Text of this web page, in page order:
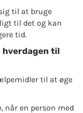
til at bruge
til det og kan
tid.
hverdagen til
til at øge
når en person med